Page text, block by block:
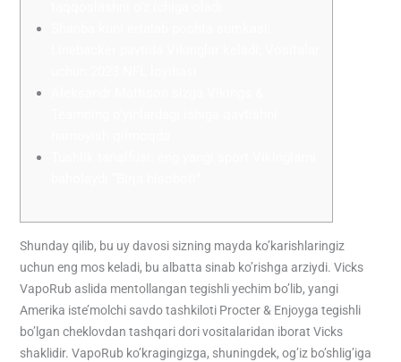
Shunday qilib, bu uy davosi sizning mayda ko’karishlaringiz
uchun eng mos keladi, bu albatta sinab ko’rishga arziydi. Vicks
VapoRub aslida mentollangan tegishli yechim bo’lib, yangi
Amerika iste’molchi savdo tashkiloti Procter & Enjoyga tegishli
bo’lgan cheklovdan tashqari dori vositalaridan iborat Vicks
shaklidir.VapoRub ko’kragingizga, shuningdek, og’iz bo’shlig’iga